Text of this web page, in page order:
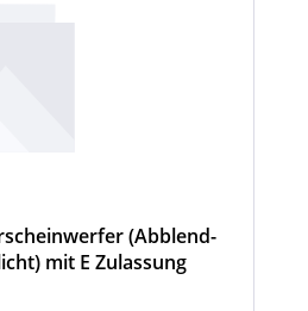
(Abblend-
mit E Zulassung